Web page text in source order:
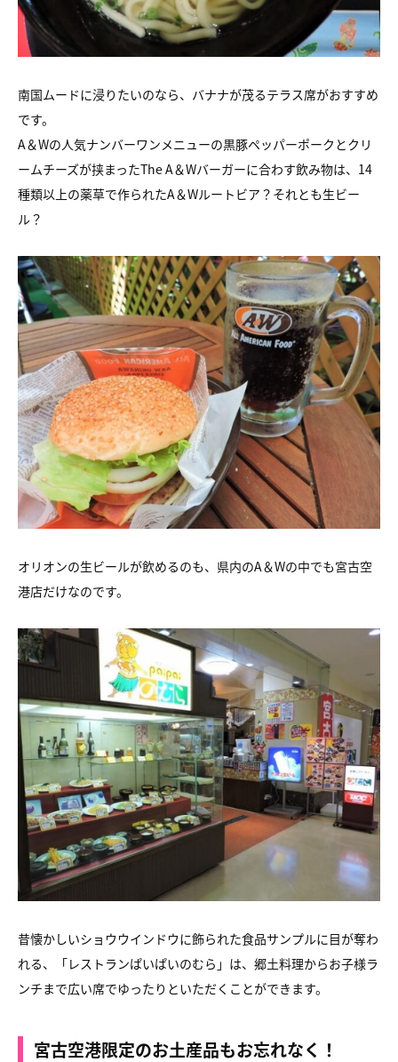
南国ムードに浸りたいのなら、バナナが茂るテラス席がおすすめ
です。
A＆Wの人気ナンバーワンメニューの黒豚ペッパーポークとクリ
ームチーズが挟まったThe A＆Wバーガーに合わす飲み物は、14
種類以上の薬草で作られたA＆Wルートビア？それとも生ビー
ル？
オリオンの生ビールが飲めるのも、県内のA＆Wの中でも宮古空
港店だけなのです。
昔懐かしいショウウインドウに飾られた食品サンプルに目が奪わ
れる、「レストランぱいぱいのむら」は、郷土料理からお子様ラ
ンチまで広い席でゆったりといただくことができます。
宮古空港限定のお土産品もお忘れなく！